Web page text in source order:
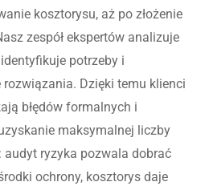
kosztorysu, aż po złożenie
zespół ekspertów analizuje
potrzeby i
Dzięki temu klienci
błędów formalnych i
maksymalnej liczby
audyt ryzyka pozwala dobrać
ochrony, kosztorys daje